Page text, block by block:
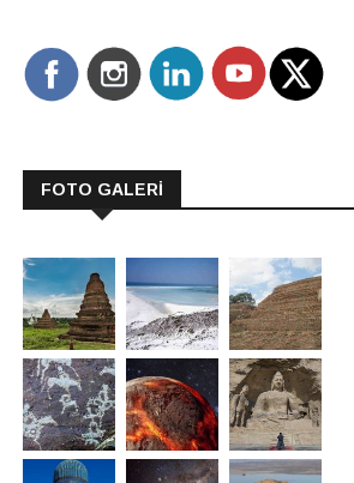
FOTO GALERİ